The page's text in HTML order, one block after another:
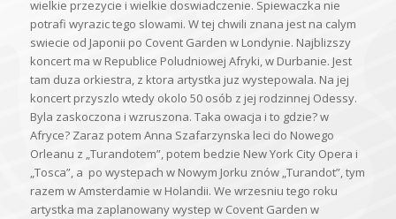
wielkie przezycie i wielkie doswiadczenie. Spiewaczka nie
potrafi wyrazic tego slowami. W tej chwili znana jest na calym
swiecie od Japonii po Covent Garden w Londynie. Najblizszy
koncert ma w Republice Poludniowej Afryki, w Durbanie. Jest
tam duza orkiestra, z ktora artystka juz wystepowala. Na jej
koncert przyszlo wtedy okolo 50 osób z jej rodzinnej Odessy.
Byla zaskoczona i wzruszona. Taka owacja i to gdzie? w
Afryce? Zaraz potem Anna Szafarzynska leci do Nowego
Orleanu z „Turandotem”, potem bedzie New York City Opera i
„Tosca”, a po wystepach w Nowym Jorku znów „Turandot”, tym
razem w Amsterdamie w Holandii. We wrzesniu tego roku
artystka ma zaplanowany wystep w Covent Garden w